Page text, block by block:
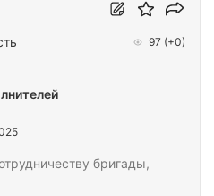
бригады,
97 (+0)